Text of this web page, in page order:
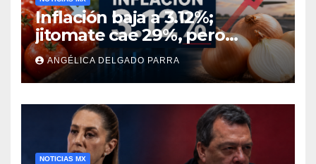
Inflación baja a 3.12%;
jitomate cae 29%, pero
cebolla y vuelos se
encarecen
ANGÉLICA DELGADO PARRA
NOTICIAS MX